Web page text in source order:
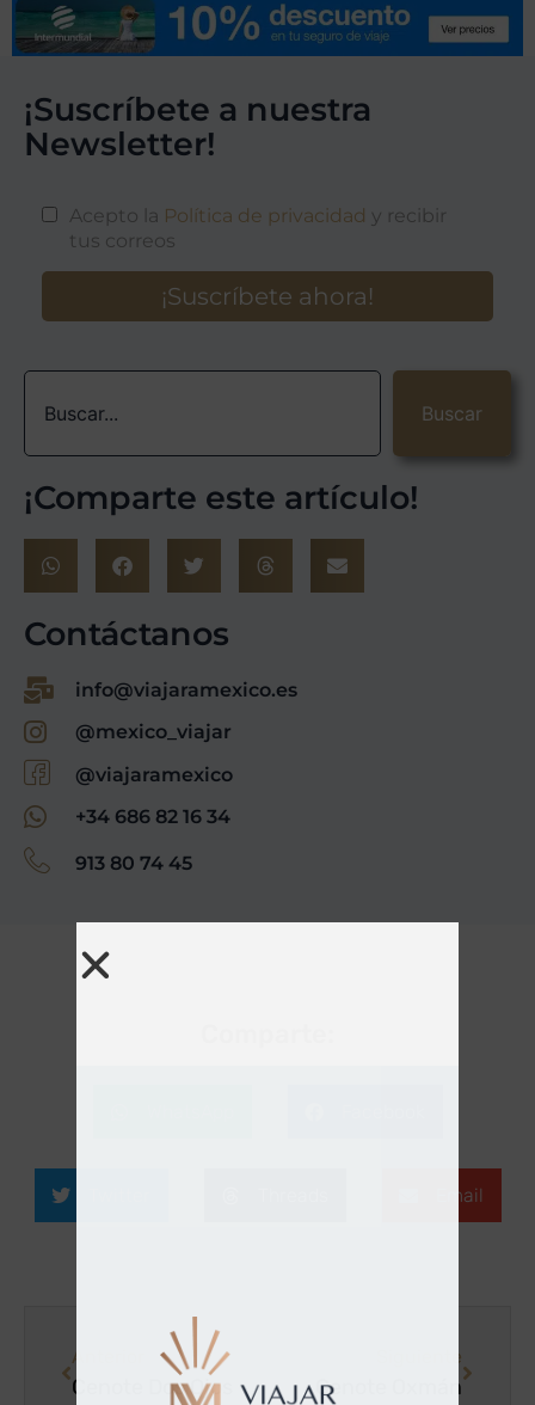
¡Suscríbete a nuestra
Newsletter!
Buscar
¡Comparte este artículo!
Contáctanos
info@viajaramexico.es
@mexico_viajar
@viajaramexico
+34 686 82 16 34
913 80 74 45
Email
Anterior
Cenote Dos Ojos
Siguiente
Cenote Oxmán